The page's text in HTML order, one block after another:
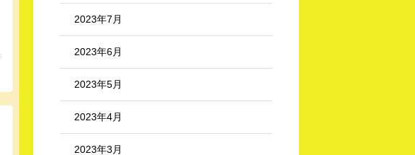
2023年7月
2023年6月
2023年5月
2023年4月
2023年3月